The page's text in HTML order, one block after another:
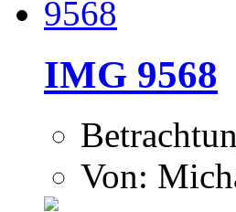
IMG 9568
Von: